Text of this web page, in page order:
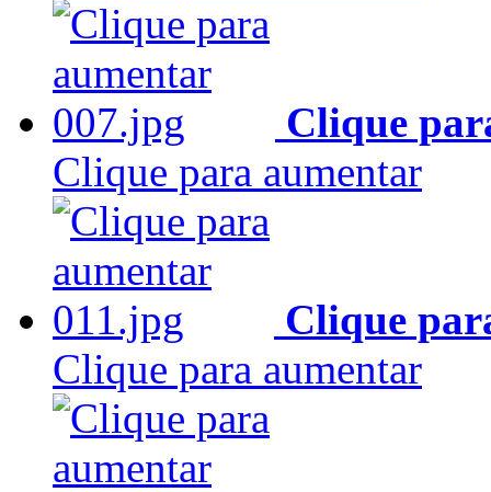
Clique
Clique para aumentar
Clique
Clique para aumentar